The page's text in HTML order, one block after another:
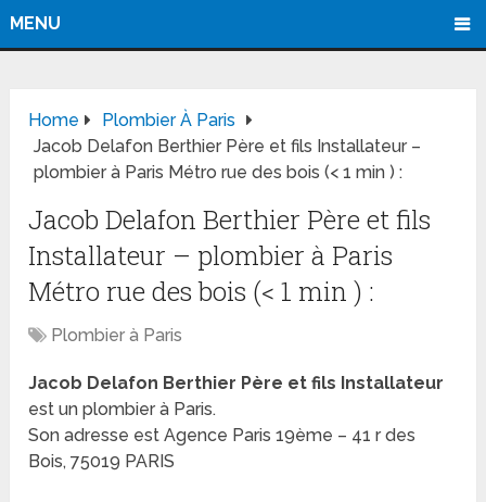
MENU
Home
Plombier À Paris
Jacob Delafon Berthier Père et fils Installateur –
plombier à Paris Métro rue des bois (< 1 min ) :
Jacob Delafon Berthier Père et fils
Installateur – plombier à Paris
Métro rue des bois (< 1 min ) :
Plombier à Paris
Jacob Delafon Berthier Père et fils Installateur
est un plombier à Paris.
Son adresse est Agence Paris 19ème – 41 r des
Bois, 75019 PARIS